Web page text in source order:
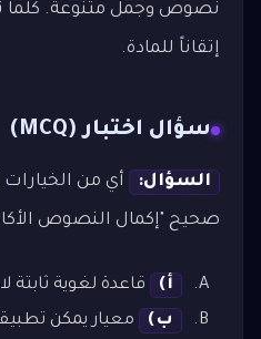
نصوص وجمل متنوعة. كلما
إتقاناً للمادة.
سؤال اختبار (MCQ)
السؤال: أي من
صحيح "إكمال النصوص
أ)
قاعدة لغوية ثابتة
ب)
معيار يمكن